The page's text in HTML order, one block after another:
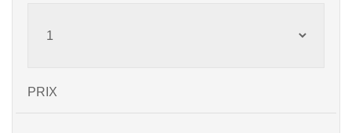
PRIX